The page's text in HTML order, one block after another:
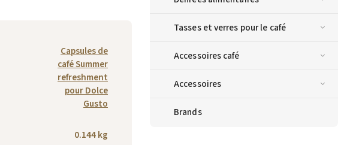
Tasses et verres pour le café
Accessoires café
Accessoires
Brands
Capsules de
café Summer
refreshment
pour Dolce
Gusto
0.144 kg